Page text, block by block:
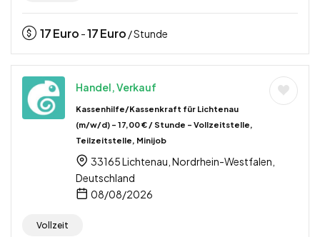
17Euro -17Euro / Stunde
Handel, Verkauf
Kassenhilfe/Kassenkraft für Lichtenau
(m/w/d) – 17,00 € / Stunde – Vollzeitstelle,
Teilzeitstelle, Minijob
33165 Lichtenau, Nordrhein-Westfalen,
Deutschland
08/08/2026
Vollzeit